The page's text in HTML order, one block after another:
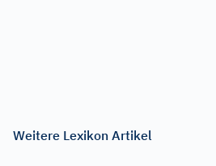
Weitere Lexikon Artikel